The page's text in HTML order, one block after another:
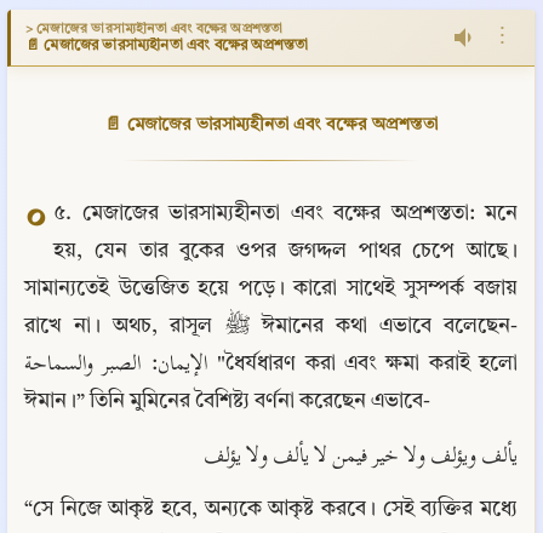
> মেজাজের ভারসাম্যহীনতা এবং বক্ষের অপ্রশস্ততা
📄 মেজাজের ভারসাম্যহীনতা এবং বক্ষের অপ্রশস্ততা ⋮
📄 মেজাজের ভারসাম্যহীনতা এবং বক্ষের অপ্রশস্ততা
০ ৫. মেজাজের ভারসাম্যহীনতা এবং বক্ষের অপ্রশস্ততা: মনে
হয়, যেন তার বুকের ওপর জগদ্দল পাথর চেপে আছে।
সামান্যতেই উত্তেজিত হয়ে পড়ে। কারো সাথেই সুসম্পর্ক বজায়
রাখে না। অথচ, রাসূল ﷺ ঈমানের কথা এভাবে বলেছেন-
الإيمان: الصبر والسماحة "ধৈর্যধারণ করা এবং ক্ষমা করাই হলো
ঈমান।” তিনি মুমিনের বৈশিষ্ট্য বর্ণনা করেছেন এভাবে-
يألف ويؤلف ولا خير فيمن لا يألف ولا يؤلف
“সে নিজে আকৃষ্ট হবে, অন্যকে আকৃষ্ট করবে। সেই ব্যক্তির মধ্যে